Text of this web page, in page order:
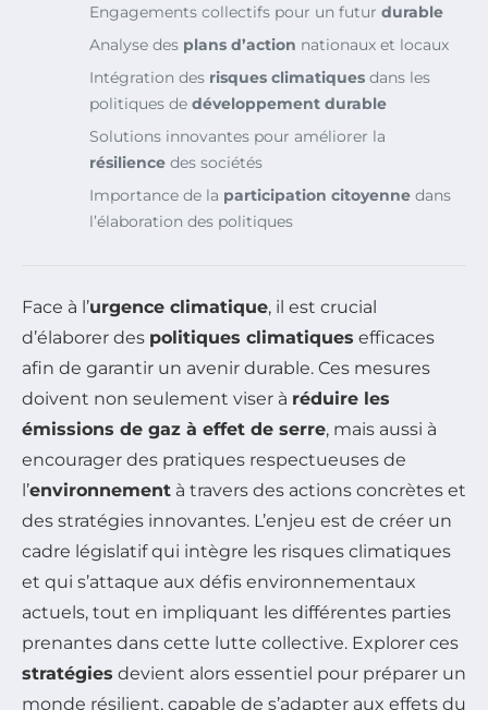
Engagements collectifs pour un futur durable
Analyse des plans d’action nationaux et locaux
Intégration des risques climatiques dans les
politiques de développement durable
Solutions innovantes pour améliorer la
résilience des sociétés
Importance de la participation citoyenne dans
l’élaboration des politiques
Face à l’urgence climatique, il est crucial
d’élaborer des politiques climatiques efficaces
afin de garantir un avenir durable. Ces mesures
doivent non seulement viser à réduire les
émissions de gaz à effet de serre, mais aussi à
encourager des pratiques respectueuses de
l’environnement à travers des actions concrètes et
des stratégies innovantes. L’enjeu est de créer un
cadre législatif qui intègre les risques climatiques
et qui s’attaque aux défis environnementaux
actuels, tout en impliquant les différentes parties
prenantes dans cette lutte collective. Explorer ces
stratégies devient alors essentiel pour préparer un
monde résilient, capable de s’adapter aux effets du